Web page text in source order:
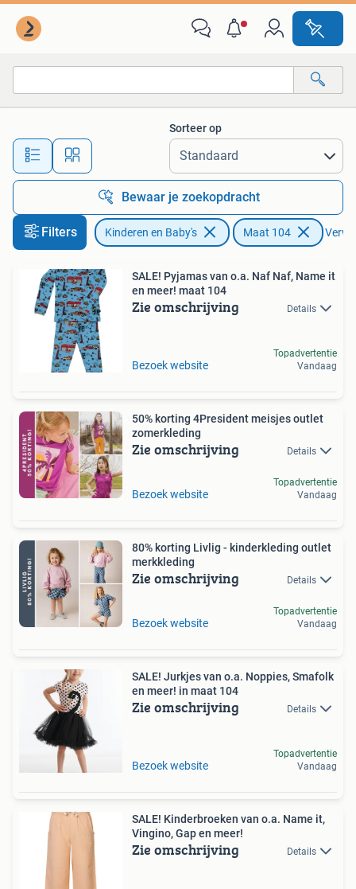
Alle afstanden…
Sorteer op
Bewaar je zoekopdracht
Filters Kinderen en Baby's Maat 104
SALE! Pyjamas van o.a. Naf Naf, Name it
en meer! maat 104
Zie omschrijving Details
Bezoek website
Topadvertentie
Vandaag
50% korting 4President meisjes outlet
zomerkleding
Zie omschrijving Details
Bezoek website
Topadvertentie
Vandaag
80% korting Livlig - kinderkleding outlet
merkkleding
Zie omschrijving Details
Bezoek website
Topadvertentie
Vandaag
SALE! Jurkjes van o.a. Noppies, Smafolk
en meer! in maat 104
Zie omschrijving Details
Bezoek website
Topadvertentie
Vandaag
SALE! Kinderbroeken van o.a. Name it,
Vingino, Gap en meer!
Zie omschrijving Details